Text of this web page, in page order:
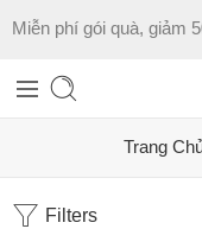
Miễn phí gói quà, giảm
Trang
Filters